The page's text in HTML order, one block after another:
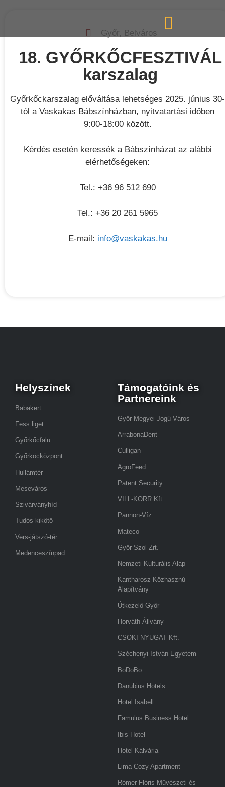
Híre
k
Győr, Belváros
18. GYŐRKŐCFESZTIVÁL
karszalag
Győrkőckarszalag előváltása lehetséges 2025. június 30-
tól a Vaskakas Bábszínházban, nyitvatartási időben
9:00-18:00 között.
Kérdés esetén keressék a Bábszínházat az alábbi
elérhetőségeken:
Tel.: +36 96 512 690
Tel.: +36 20 261 5965
E-mail: info@vaskakas.hu
Helyszínek
Babakert
Fess liget
Győrkőcfalu
Győrköcközpont
Hullámtér
Meseváros
Szivárványhíd
Tudós kikötő
Vers-játszó-tér
Medenceszínpad
Támogatóink és
Partnereink
Győr Megyei Jogú Város
ArrabonaDent
Culligan
AgroFeed
Patent Security
VILL-KORR Kft.
Pannon-Víz
Mateco
Győr-Szol Zrt.
Nemzeti Kulturális Alap
Kantharosz Közhasznú
Alapítvány
Útkezelő Győr
Horváth Állvány
CSOKI NYUGAT Kft.
Széchenyi István Egyetem
BoDoBo
Danubius Hotels
Hotel Isabell
Famulus Business Hotel
Ibis Hotel
Hotel Kálvária
Lima Cozy Apartment
Rómer Flóris Művészeti és